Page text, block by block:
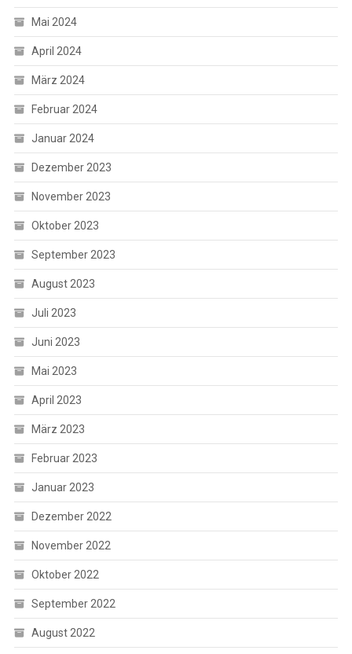
Mai 2024
April 2024
März 2024
Februar 2024
Januar 2024
Dezember 2023
November 2023
Oktober 2023
September 2023
August 2023
Juli 2023
Juni 2023
Mai 2023
April 2023
März 2023
Februar 2023
Januar 2023
Dezember 2022
November 2022
Oktober 2022
September 2022
August 2022